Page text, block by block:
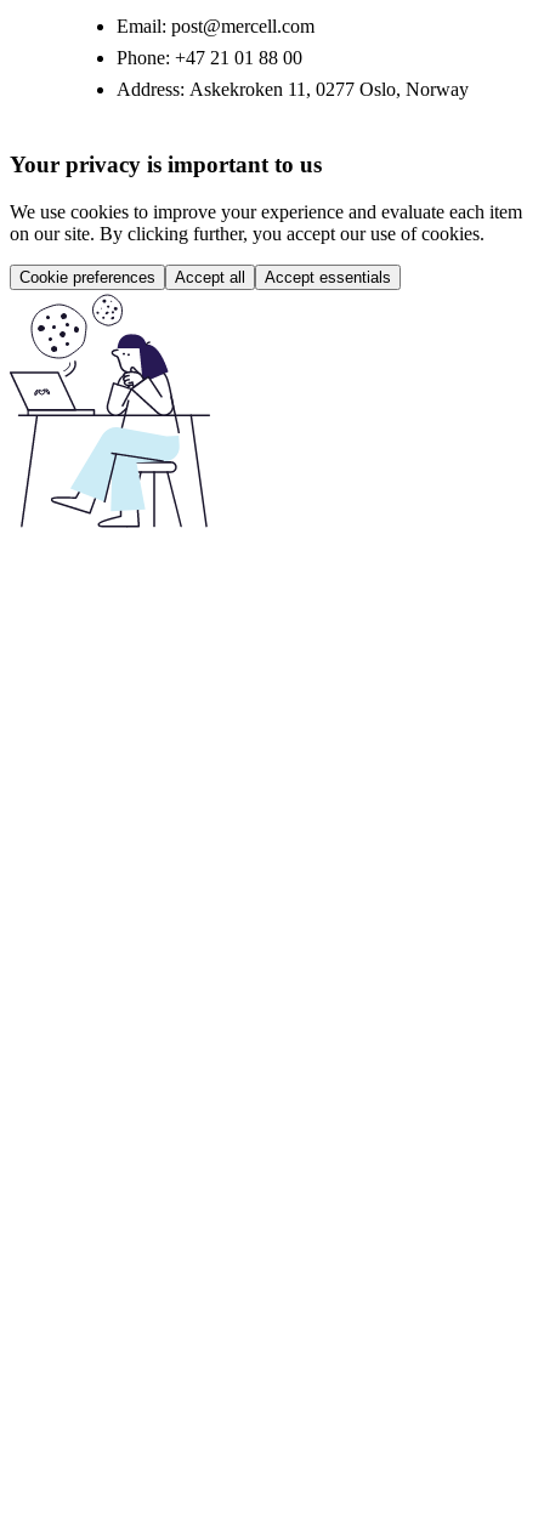
Email: post@mercell.com
Phone: +47 21 01 88 00
Address: Askekroken 11, 0277 Oslo, Norway
Your privacy is important to us
We use cookies to improve your experience and evaluate each item
on our site. By clicking further, you accept our use of cookies.
Cookie preferences Accept all Accept essentials